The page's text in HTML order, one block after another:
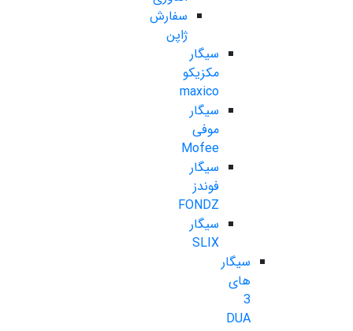
سفارش
ژاپن
سیگار
مکزیکو
maxico
سیگار
موفی
Mofee
سیگار
فوندز
FONDZ
سیگار
SLIX
سیگار
های
3
DUA